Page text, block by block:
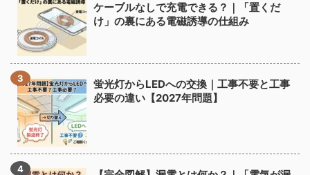
ケーブルなしで充電できる？｜「置くだ
け」の裏にある電磁誘導の仕組み
蛍光灯からLEDへの交換｜工事不要と工事
必要の違い【2027年問題】